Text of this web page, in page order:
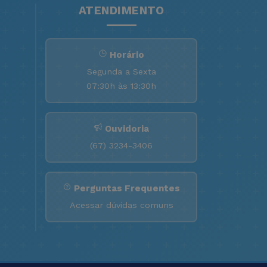
ATENDIMENTO
Horário
Segunda a Sexta
07:30h às 13:30h
Ouvidoria
(67) 3234-3406
Perguntas Frequentes
Acessar dúvidas comuns